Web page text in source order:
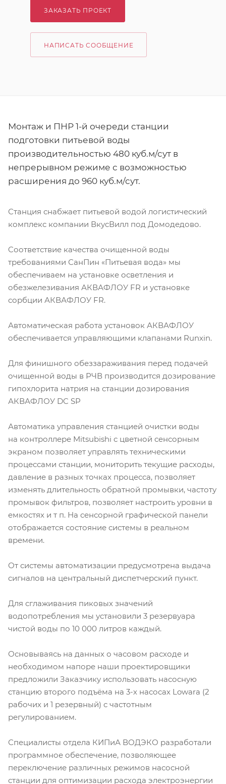
ЗАКАЗАТЬ ПРОЕКТ
НАПИСАТЬ СООБЩЕНИЕ
Монтаж и ПНР 1-й очереди станции
подготовки питьевой воды
производительностью 480 куб.м/сут в
непрерывном режиме с возможностью
расширения до 960 куб.м/сут.
Станция снабжает питьевой водой логистический
комплекс компании ВкусВилл под Домодедово.
Cоответствие качества очищенной воды
требованиями СанПин «Питьевая вода» мы
обеспечиваем на установке осветления и
обезжелезивания АКВАФЛОУ FR и установке
сорбции АКВАФЛОУ FR.
Автоматическая работа установок АКВАФЛОУ
обеспечивается управляющими клапанами Runxin.
Для финишного обеззараживания перед подачей
очищенной воды в РЧВ производится дозирование
гипохлорита натрия на станции дозирования
АКВАФЛОУ DC SP
Автоматика управления станцией очистки воды
на контроллере Mitsubishi с цветной сенсорным
экраном позволяет управлять техническими
процессами станции, мониторить текущие расходы,
давление в разных точках процесса, позволяет
изменять длительность обратной промывки, частоту
промывок фильтров, позволяет настроить уровни в
емкостях и т п. На сенсорной графической панели
отображается состояние системы в реальном
времени.
От системы автоматизации предусмотрена выдача
сигналов на центральный диспетчерский пункт.
Для сглаживания пиковых значений
водопотребления мы установили 3 резервуара
чистой воды по 10 000 литров каждый.
Основываясь на данных о часовом расходе и
необходимом напоре наши проектировщики
предложили Заказчику использовать насосную
станцию второго подъёма на 3-х насосах Lowara (2
рабочих и 1 резервный) с частотным
регулированием.
Специалисты отдела КИПиА ВОДЭКО разработали
программное обеспечение, позволяющее
переключение различных режимов насосной
станции для оптимизации расхода электроэнергии